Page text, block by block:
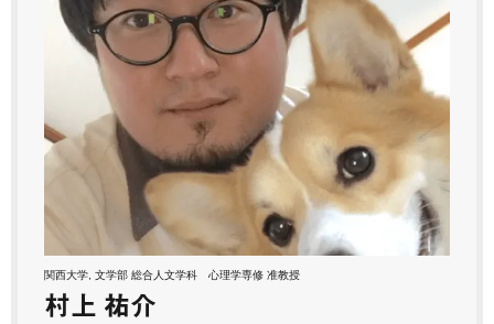
関西大学, 文学部 総合人文学科 心理学専修 准教授
村上 祐介